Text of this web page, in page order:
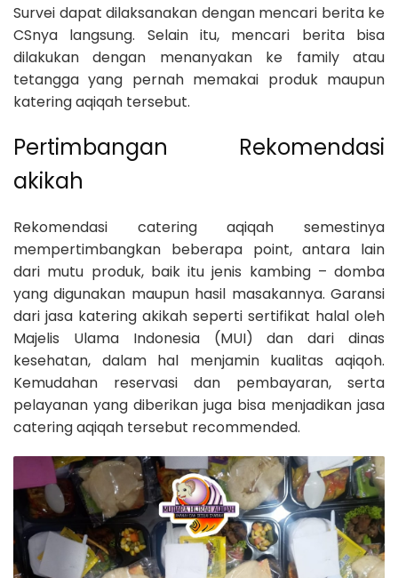
Survei dapat dilaksanakan dengan mencari berita ke
CSnya langsung. Selain itu, mencari berita bisa
dilakukan dengan menanyakan ke family atau
tetangga yang pernah memakai produk maupun
katering aqiqah tersebut.
Pertimbangan Rekomendasi
akikah
Rekomendasi catering aqiqah semestinya
mempertimbangkan beberapa point, antara lain
dari mutu produk, baik itu jenis kambing – domba
yang digunakan maupun hasil masakannya. Garansi
dari jasa katering akikah seperti sertifikat halal oleh
Majelis Ulama Indonesia (MUI) dan dari dinas
kesehatan, dalam hal menjamin kualitas aqiqoh.
Kemudahan reservasi dan pembayaran, serta
pelayanan yang diberikan juga bisa menjadikan jasa
catering aqiqah tersebut recommended.